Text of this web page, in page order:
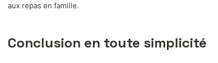
aux repas en famille.
Conclusion en toute simplicité